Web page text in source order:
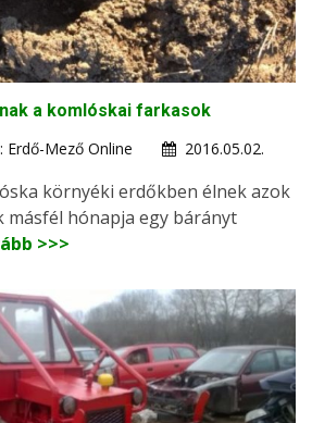
a komlóskai farkasok
Erdő-Mező Online
2016.05.02.
környéki erdőkben élnek azok
másfél hónapja egy bárányt
>>>